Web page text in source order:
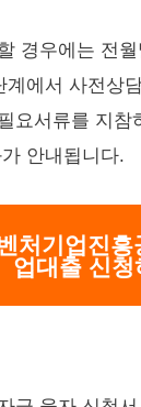
경우에는 전
계에서 사전상
요서류를 지참
안내됩니다.
처기업진
업대출 신청